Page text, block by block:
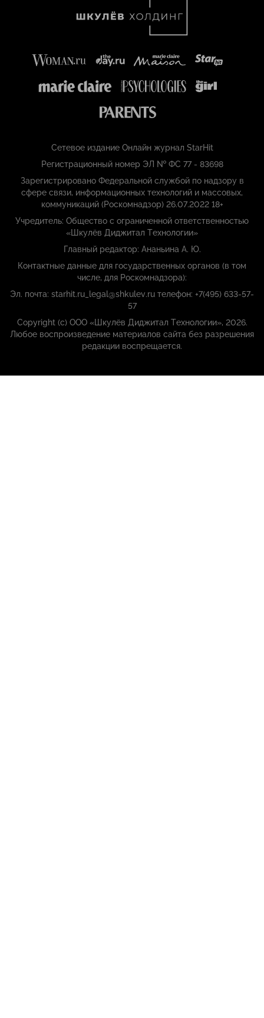
Сетевое издание Онлайн журнал StarHit
Регистрационный номер ЭЛ № ФС 77 - 83698
Зарегистрировано Федеральной службой по надзору в
сфере связи, информационных технологий и массовых,
коммуникаций (Роскомнадзор) 26.07.2022 18+
Учредитель: Общество с ограниченной ответственностью
«Шкулёв Диджитал Технологии»
Главный редактор: Ананьина А. Ю.
Контактные данные для государственных органов (в том
числе, для Роскомнадзора):
Эл. почта: starhit.ru_legal@shkulev.ru телефон: +7(495) 633-57-
57
Copyright (с) ООО «Шкулёв Диджитал Технологии», 2026.
Любое воспроизведение материалов сайта без разрешения
редакции воспрещается.